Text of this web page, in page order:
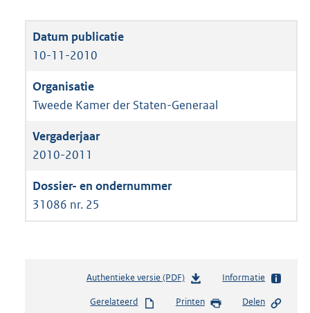
10-11-2010
Tweede Kamer der Staten-Generaal
2010-2011
31086 nr. 25
Authentieke versie (PDF)b
s
Informatie
Gerelateerd Printen Delen